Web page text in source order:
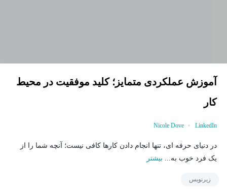
آموزش عملکردی متمایز؛ کلید موفقیت در محیط
کار
LinkedIn
Nicole Dove
در دنیای حرفه ای، تنها انجام دادن کارها کافی نیست؛ آنچه شما را از
یک فرد خوب به... بیشتر
زیرنویس